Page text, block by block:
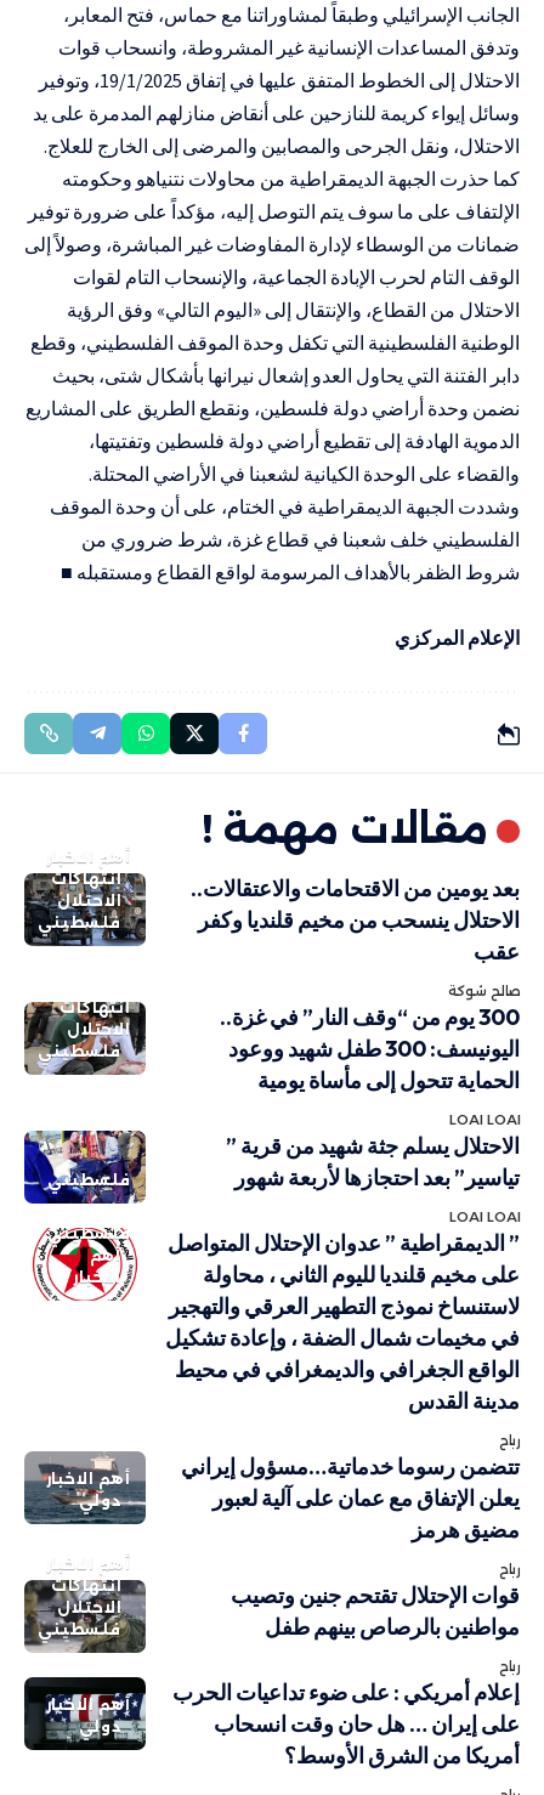
الجانب الإسرائيلي وطبقاً لمشاوراتنا مع حماس، فتح المعابر،
وتدفق المساعدات الإنسانية غير المشروطة، وانسحاب قوات
الاحتلال إلى الخطوط المتفق عليها في إتفاق 19/1/2025، وتوفير
وسائل إيواء كريمة للنازحين على أنقاض منازلهم المدمرة على يد
الاحتلال، ونقل الجرحى والمصابين والمرضى إلى الخارج للعلاج.
كما حذرت الجبهة الديمقراطية من محاولات نتنياهو وحكومته
الإلتفاف على ما سوف يتم التوصل إليه، مؤكداً على ضرورة توفير
ضمانات من الوسطاء لإدارة المفاوضات غير المباشرة، وصولاً إلى
الوقف التام لحرب الإبادة الجماعية، والإنسحاب التام لقوات
الاحتلال من القطاع، والإنتقال إلى «اليوم التالي» وفق الرؤية
الوطنية الفلسطينية التي تكفل وحدة الموقف الفلسطيني، وقطع
دابر الفتنة التي يحاول العدو إشعال نيرانها بأشكال شتى، بحيث
نضمن وحدة أراضي دولة فلسطين، ونقطع الطريق على المشاريع
الدموية الهادفة إلى تقطيع أراضي دولة فلسطين وتفتيتها،
والقضاء على الوحدة الكيانية لشعبنا في الأراضي المحتلة.
وشددت الجبهة الديمقراطية في الختام، على أن وحدة الموقف
الفلسطيني خلف شعبنا في قطاع غزة، شرط ضروري من
شروط الظفر بالأهداف المرسومة لواقع القطاع ومستقبله ■
الإعلام المركزي
مقالات مهمة !
أهم الاخبار
انتهاكات
الاحتلال
فلسطيني
بعد يومين من الاقتحامات والاعتقالات..
الاحتلال ينسحب من مخيم قلنديا وكفر
عقب
صالح شوكة
انتهاكات
الاحتلال
فلسطيني
300 يوم من “وقف النار” في غزة..
اليونيسف: 300 طفل شهيد ووعود
الحماية تتحول إلى مأساة يومية
LOAI LOAI
فلسطيني
الاحتلال يسلم جثة شهيد من قرية ”
تياسير” بعد احتجازها لأربعة شهور
LOAI LOAI
فلسطيني
أهم
الاخبار
” الديمقراطية ” عدوان الإحتلال المتواصل
على مخيم قلنديا لليوم الثاني ، محاولة
لاستنساخ نموذج التطهير العرقي والتهجير
في مخيمات شمال الضفة ، وإعادة تشكيل
الواقع الجغرافي والديمغرافي في محيط
مدينة القدس
رباح
أهم الاخبار
دولي
تتضمن رسوما خدماتية…مسؤول إيراني
يعلن الإتفاق مع عمان على آلية لعبور
مضيق هرمز
رباح
أهم الاخبار
انتهاكات
الاحتلال
فلسطيني
قوات الإحتلال تقتحم جنين وتصيب
مواطنين بالرصاص بينهم طفل
رباح
أهم الاخبار
دولي
إعلام أمريكي : على ضوء تداعيات الحرب
على إيران … هل حان وقت انسحاب
أمريكا من الشرق الأوسط؟